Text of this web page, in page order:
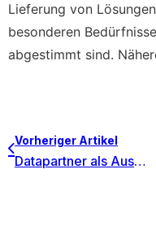
Lieferung von
besonderen
abgestimmt sind.
Vorheriger Artikel
Datapartner als Aussteller in München